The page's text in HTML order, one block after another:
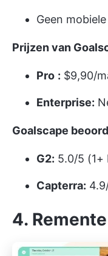
Geen
Prijzen van
Pro : $9,90/
Enterprise:
Goalscape
G2: 5.0/5 (1+
Capterra:
4. Remente